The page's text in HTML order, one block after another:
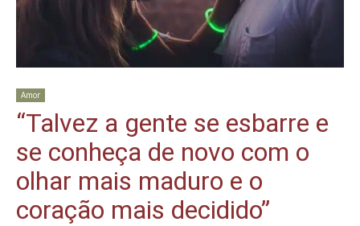
Amor
“Talvez a gente se esbarre e
se conheça de novo com o
olhar mais maduro e o
coração mais decidido”